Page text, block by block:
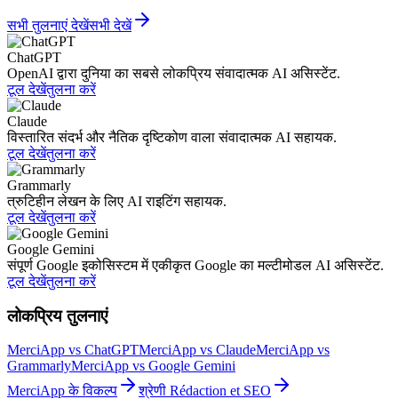
सभी तुलनाएं देखेंसभी देखें
ChatGPT
OpenAI द्वारा दुनिया का सबसे लोकप्रिय संवादात्मक AI असिस्टेंट.
टूल देखेंतुलना करें
Claude
विस्तारित संदर्भ और नैतिक दृष्टिकोण वाला संवादात्मक AI सहायक.
टूल देखेंतुलना करें
Grammarly
त्रुटिहीन लेखन के लिए AI राइटिंग सहायक.
टूल देखेंतुलना करें
Google Gemini
संपूर्ण Google इकोसिस्टम में एकीकृत Google का मल्टीमोडल AI असिस्टेंट.
टूल देखेंतुलना करें
लोकप्रिय तुलनाएं
MerciApp vs ChatGPTMerciApp vs ClaudeMerciApp vs
GrammarlyMerciApp vs Google Gemini
MerciApp के विकल्प
श्रेणी Rédaction et SEO